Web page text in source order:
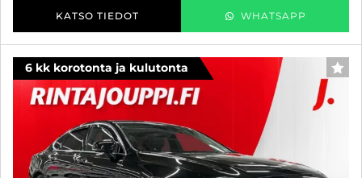
KATSO TIEDOT WHATSAPP
6 kk korotonta ja kulutonta